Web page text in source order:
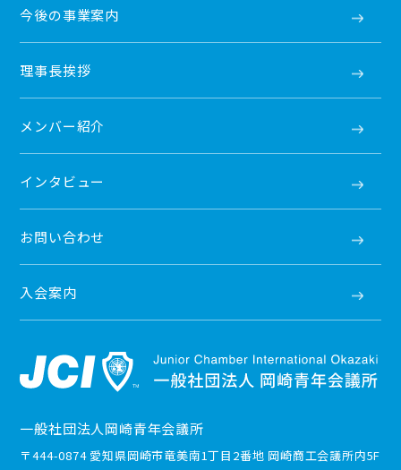
今後の事業案内
理事長挨拶
メンバー紹介
インタビュー
お問い合わせ
入会案内
一般社団法人岡崎青年会議所
〒444-0874 愛知県岡崎市竜美南1丁目2番地 岡崎商工会議所内5F